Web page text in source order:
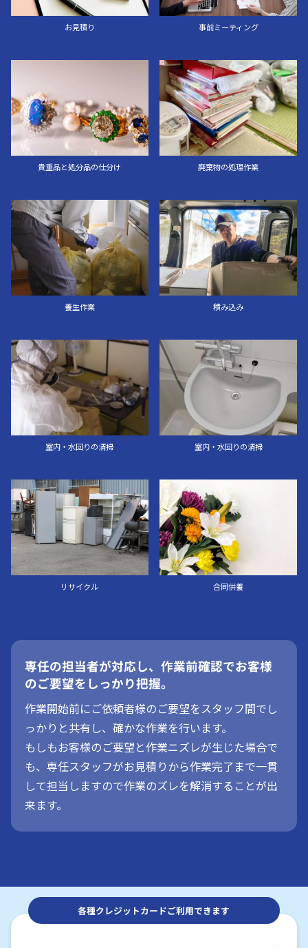
お見積り 事前ミーティング
貴重品と処分品の仕分け 廃棄物の処理作業
養生作業 積み込み
室内・水回りの清掃 室内・水回りの清掃
リサイクル 合同供養
専任の担当者が対応し、作業前確認でお客様
のご要望をしっかり把握。
作業開始前にご依頼者様のご要望をスタッフ間でし
っかりと共有し、確かな作業を行います。
もしもお客様のご要望と作業ニズレが生じた場合で
も、専任スタッフがお見積りから作業完了まで一貫
して担当しますので作業のズレを解消することが出
来ます。
各種クレジットカードご利用できます